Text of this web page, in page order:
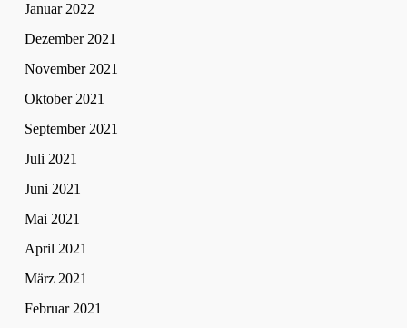
Januar 2022
Dezember 2021
November 2021
Oktober 2021
September 2021
Juli 2021
Juni 2021
Mai 2021
April 2021
März 2021
Februar 2021